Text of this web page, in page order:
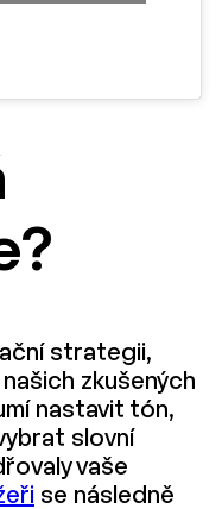
strategii,
zkušených
nastavit tón,
slovní
vaše
se následně